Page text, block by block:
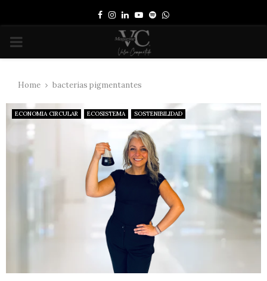
Facebook
Instagram
LinkedinYoutube
SpotifyWhatsapp
PRIMARY
Home bacterias pigmentantes
ECONOMIA CIRCULAR ECOSISTEMA SOSTENIBILIDAD